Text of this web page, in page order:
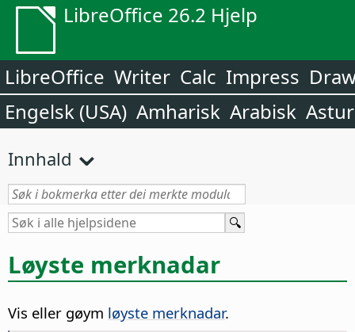
LibreOffice 26.2 Hjelp
LibreOffice Writer Calc Impress
Engelsk (USA) Amharisk Arabisk
Innhald
Løyste merknadar
Vis eller gøym løyste merknadar.